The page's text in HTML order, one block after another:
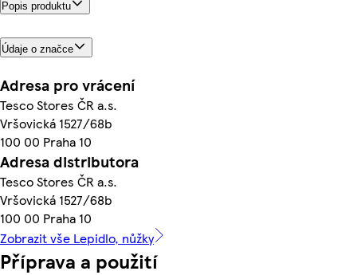
Popis produktu
Údaje o značce
Adresa pro vrácení
Tesco Stores ČR a.s.
Vršovická 1527/68b
100 00 Praha 10
Adresa distributora
Tesco Stores ČR a.s.
Vršovická 1527/68b
100 00 Praha 10
Zobrazit vše Lepidlo, nůžky
Příprava a použití